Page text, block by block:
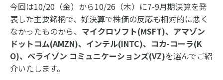
今回は10/20（金）から10/26（木）に7-9月期決算を発
表した主要銘柄で、好決算で株価の反応も相対的に悪く
なかったものから、 マイクロソフト(MSFT)、アマゾン
ドットコム(AMZN)、インテル(INTC)、コカ-コーラ(K
O)、ベライゾン コミュニケーションズ(VZ)を選んでご紹
介いたします。